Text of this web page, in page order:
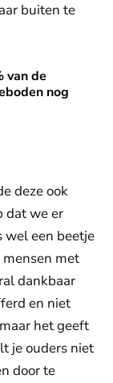
buiten te
van de
nog
vindt tien
deze ook
dat we er
wel een beetje
met
dankbaar
en niet
het geeft
je ouders niet
door te